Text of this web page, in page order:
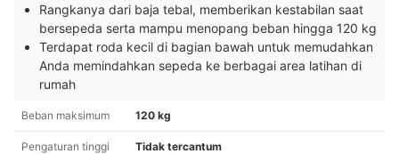
Rangkanya dari baja tebal, memberikan kestabilan saat
bersepeda serta mampu menopang beban hingga 120 kg
Terdapat roda kecil di bagian bawah untuk memudahkan
Anda memindahkan sepeda ke berbagai area latihan di
rumah
Beban maksimum 120 kg
Pengaturan tinggi
Tidak tercantum